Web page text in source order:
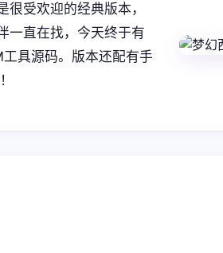
受欢迎的经典版本，
一直在找，今天终于有
具源码。版本还配有手